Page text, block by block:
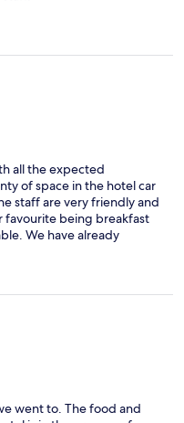
all the expected
of space in the hotel car
staff are very friendly and
favourite being breakfast
We have already
went to. The food and